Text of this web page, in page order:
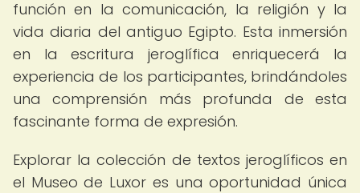
función en la comunicación, la religión y la
vida diaria del antiguo Egipto. Esta inmersión
en la escritura jeroglífica enriquecerá la
experiencia de los participantes, brindándoles
una comprensión más profunda de esta
fascinante forma de expresión.
Explorar la colección de textos jeroglíficos en
el Museo de Luxor es una oportunidad única